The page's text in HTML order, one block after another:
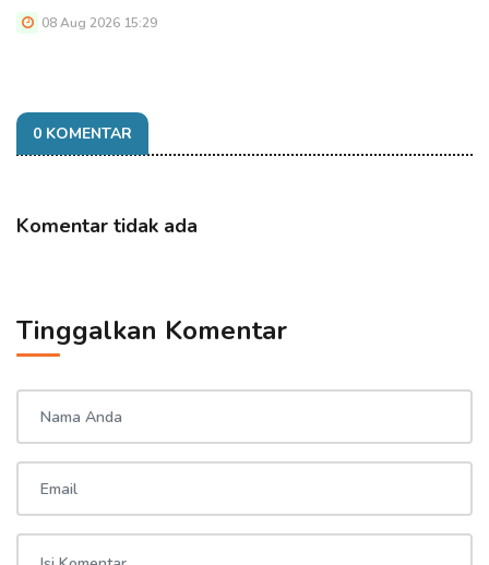
08 Aug 2026 15:29
0 KOMENTAR
Komentar tidak ada
Tinggalkan Komentar